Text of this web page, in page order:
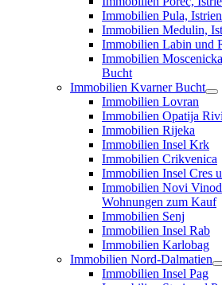
Immobilien Pula, Istrien
Immobilien Medulin,
Immobilien Labin und
Immobilien
Bucht
Immobilien Kvarner Bucht
Immobilien Lovran
Immobilien Opatija
Immobilien Rijeka
Immobilien Insel Krk
Immobilien Crikvenica
Immobilien Insel Cres
Immobilien Novi
Wohnungen zum Kauf
Immobilien Senj
Immobilien Insel Rab
Immobilien Karlobag
Immobilien Nord-Dalmatien
Immobilien Insel Pag